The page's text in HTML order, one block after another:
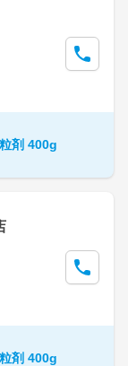
剤 400g
剤 400g